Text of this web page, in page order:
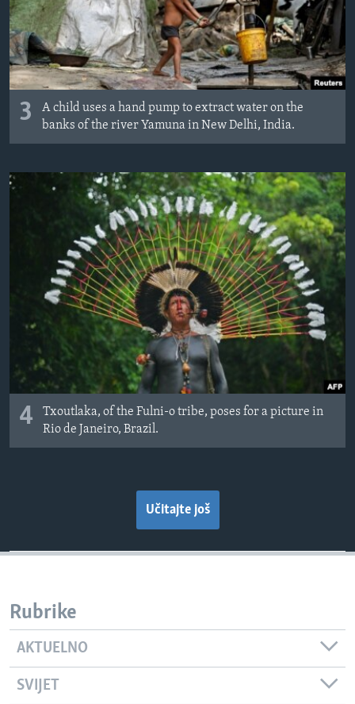
3
A child uses a hand pump to extract water on the
banks of the river Yamuna in New Delhi, India.
4
Txoutlaka, of the Fulni-o tribe, poses for a picture in
Rio de Janeiro, Brazil.
Učitajte još
Rubrike
AKTUELNO
SVIJET